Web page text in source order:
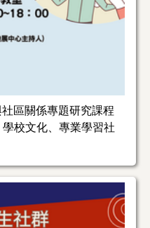
區關係專題研究課程
校文化、專業學習社